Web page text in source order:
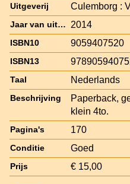
Uitgeverij Culemborg :
Jaar van uitgave 2014
ISBN10 9059407520
ISBN13
Taal Nederlands
Beschrijving
Paperback,
klein 4to.
Pagina's 170
Conditie Goed
Prijs € 15,00